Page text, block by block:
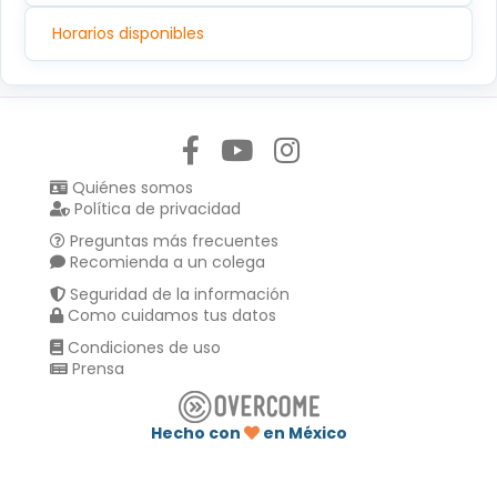
Horarios disponibles
Quiénes somos
Política de privacidad
Preguntas más frecuentes
Recomienda a un colega
Seguridad de la información
Como cuidamos tus datos
Condiciones de uso
Prensa
Hecho con
en México